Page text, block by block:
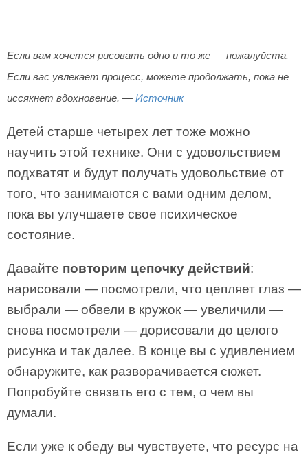
Если вам хочется рисовать одно и то же — пожалуйста.
Если вас увлекает процесс, можете продолжать, пока не
иссякнет вдохновение. — Источник
Детей старше четырех лет тоже можно
научить этой технике. Они с удовольствием
подхватят и будут получать удовольствие от
того, что занимаются с вами одним делом,
пока вы улучшаете свое психическое
состояние.
Давайте повторим цепочку действий:
нарисовали — посмотрели, что цепляет глаз —
выбрали — обвели в кружок — увеличили —
снова посмотрели — дорисовали до целого
рисунка и так далее. В конце вы с удивлением
обнаружите, как разворачивается сюжет.
Попробуйте связать его с тем, о чем вы
думали.
Если уже к обеду вы чувствуете, что ресурс на